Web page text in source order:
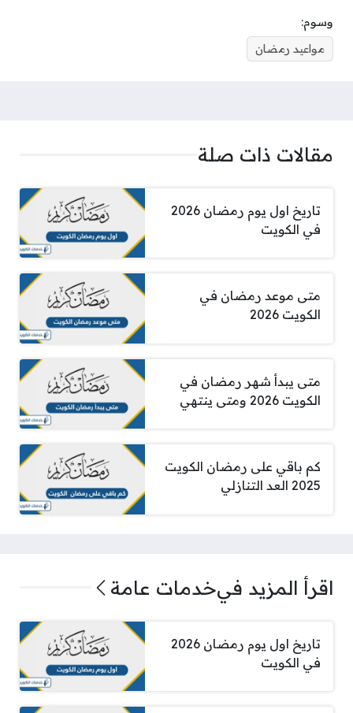
وسوم:
مواعيد رمضان
مقالات ذات صلة
تاريخ اول يوم رمضان 2026
في الكويت
متى موعد رمضان في
الكويت 2026
متى يبدأ شهر رمضان في
الكويت 2026 ومتى ينتهي
كم باقي على رمضان الكويت
2025 العد التنازلي
اقرأ المزيد فيخدمات عامة
تاريخ اول يوم رمضان 2026
في الكويت